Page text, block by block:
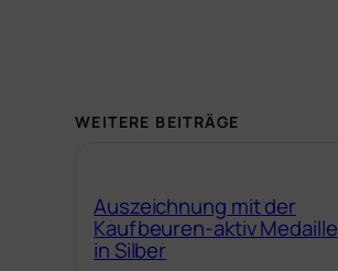
WEITERE BEITRÄGE
Auszeichnung mit der
Kaufbeuren-aktiv Medaille
in Silber